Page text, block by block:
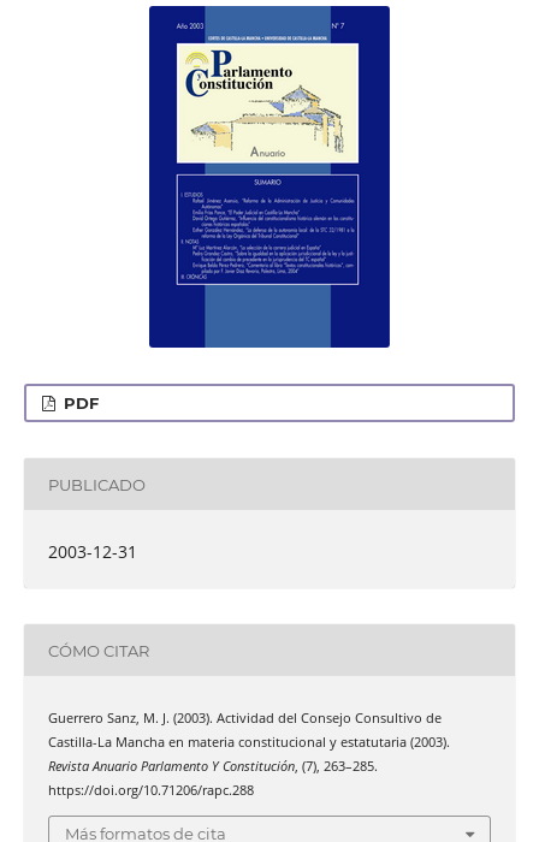
PDF
PUBLICADO
2003-12-31
CÓMO CITAR
Guerrero Sanz, M. J. (2003). Actividad del Consejo Consultivo de
Castilla-La Mancha en materia constitucional y estatutaria (2003).
Revista Anuario Parlamento Y Constitución, (7), 263–285.
https://doi.org/10.71206/rapc.288
Más formatos de cita